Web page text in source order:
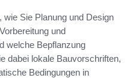
wie Sie Planung und Design
und
welche Bepflanzung
dabei lokale Bauvorschriften,
Bedingungen in